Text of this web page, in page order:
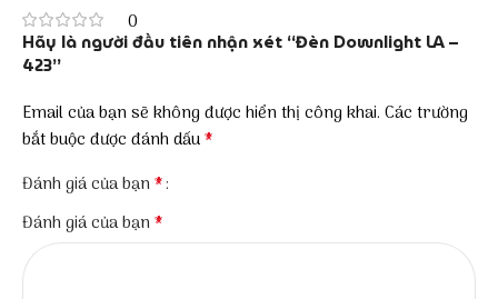
0
Hãy là người đầu tiên nhận xét “Đèn Downlight LA –
423”
Email của bạn sẽ không được hiển thị công khai. Các trường
bắt buộc được đánh dấu*
Đánh giá của bạn*
Đánh giá của bạn*